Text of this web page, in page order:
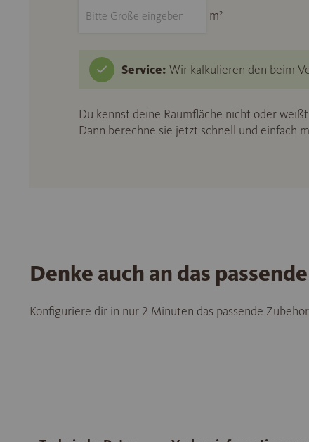
m²
Service: Wir kalkulieren den beim
Du kennst deine Raumfläche nicht oder
Dann berechne sie jetzt schnell und einfach
Denke auch an das
Konfiguriere dir in nur 2 Minuten das passende